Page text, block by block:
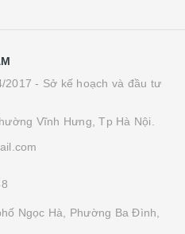
2017 - Sở kế hoạch và đầu tư
Vĩnh Hưng, Tp Hà Nội.
Ngọc Hà, Phường Ba Đình,